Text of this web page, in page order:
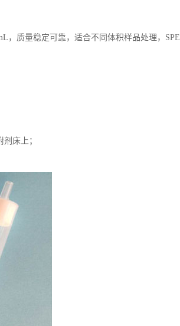
，质量稳定可靠，适合不同体积样品处理，SPE
床上；